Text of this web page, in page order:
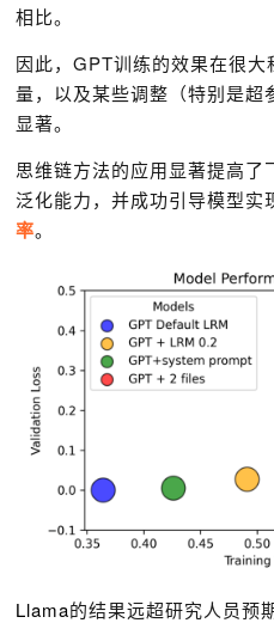
相比。
因此，GPT训练的效果在很
量，以及某些调整（特别是
显著。
思维链方法的应用显著提高了
泛化能力，并成功引导模型实
率。
Llama的结果远超研究人员预期